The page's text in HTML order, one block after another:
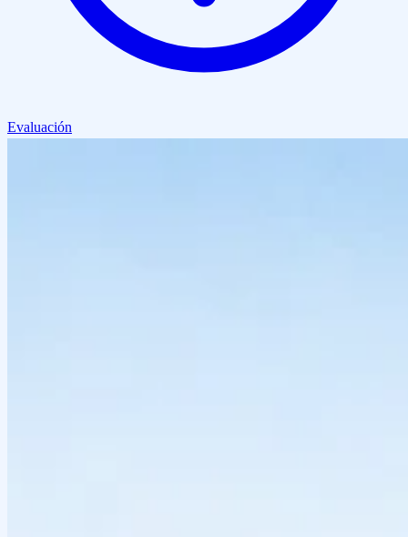
Evaluación